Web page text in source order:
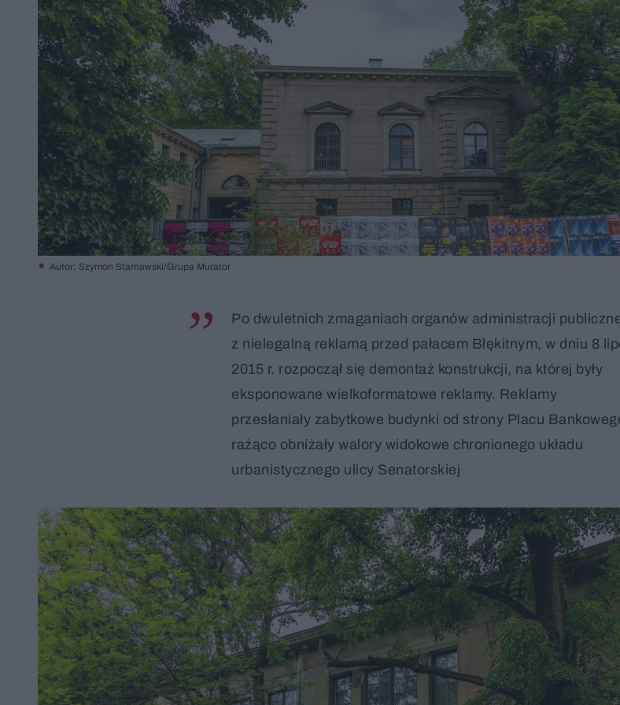
Autor: Szymon Starnawski/Grupa Murator
Po dwuletnich zmaganiach organów administracji
z nielegalną reklamą przed pałacem Błękitnym, w dniu 8
2015 r. rozpoczął się demontaż konstrukcji, na której były
eksponowane wielkoformatowe reklamy. Reklamy
przesłaniały zabytkowe budynki od strony Placu
rażąco obniżały walory widokowe chronionego układu
urbanistycznego ulicy Senatorskiej